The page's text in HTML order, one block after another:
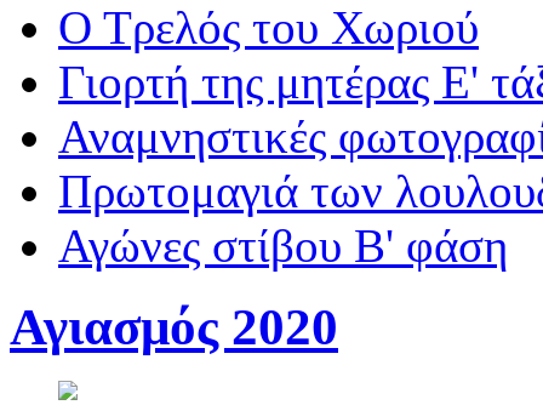
Ο Τρελός του Χωριού
Γιορτή της μητέρας Ε'
Αναμνηστικές
Πρωτομαγιά των
Αγώνες στίβου Β' φάση
Αγιασμός 2020